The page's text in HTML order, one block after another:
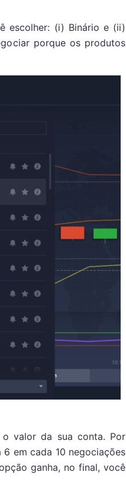
escolher: (i) Binário e (ii)
porque os produtos
valor da sua conta. Por
em cada 10 negociações
ganha, no final, você